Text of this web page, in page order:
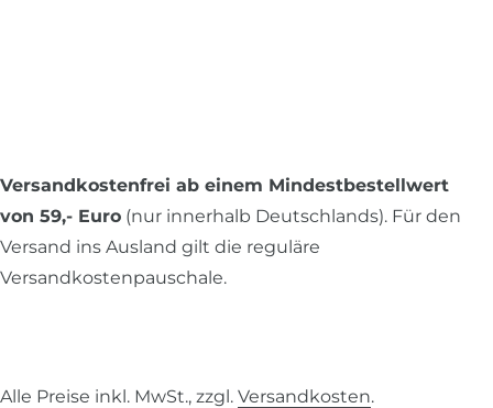
Versandkostenfrei ab einem Mindestbestellwert
von 59,- Euro (nur innerhalb Deutschlands). Für den
Versand ins Ausland gilt die reguläre
Versandkostenpauschale.
Alle Preise inkl. MwSt., zzgl. Versandkosten.